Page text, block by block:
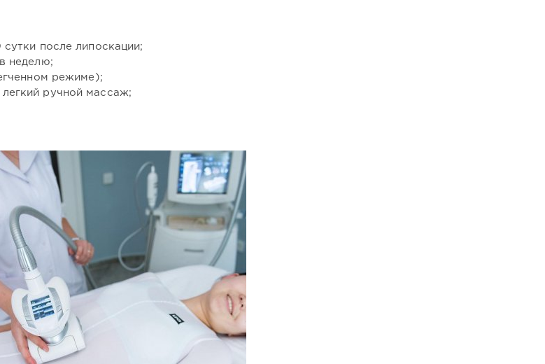
после липоскации;
неделю;
режиме);
ручной массаж;